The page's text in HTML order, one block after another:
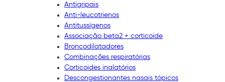
Antigripais
Anti-leucotrienos
Antitussígenos
Associação beta2 + corticoide
Broncodilatadores
Combinações respiratórias
Corticoides inalatórios
Descongestionantes nasais tópicos